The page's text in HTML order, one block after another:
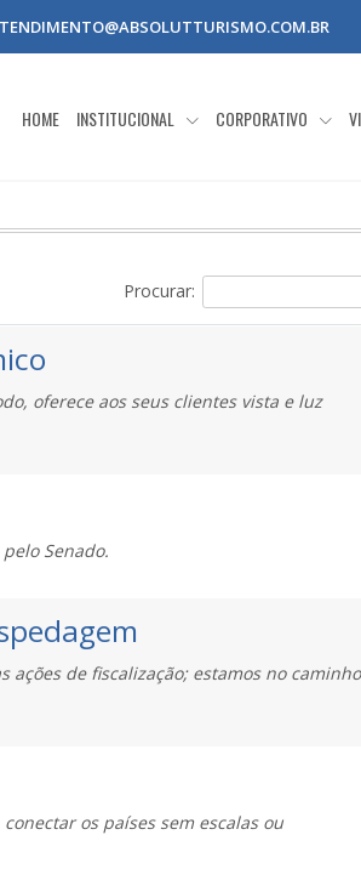
HOME INSTITUCIONAL CORPORATIVO
Procurar:
oferece aos seus clientes vista e luz
Senado.
ações de fiscalização; estamos no caminho
os países sem escalas ou